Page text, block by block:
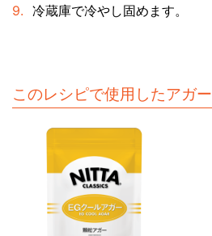
冷蔵庫で冷やし固めます。
このレシピで使用したアガー